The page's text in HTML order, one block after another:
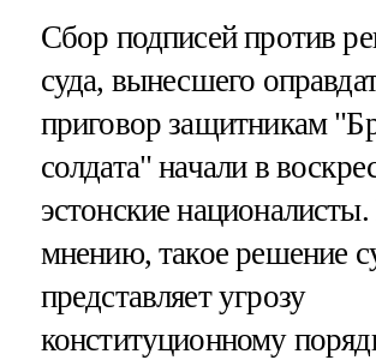
Сбор подписей против
суда, вынесшего
приговор защитникам
солдата" начали в
эстонские
мнению, такое решение
представляет угрозу
конституционному